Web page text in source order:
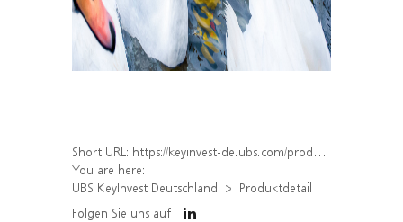
Short URL: https://keyinvest-de.ubs.com/produkt/detail/index/isin/DE000WA542X6
You are here:
UBS KeyInvest Deutschland
Produktdetail
Folgen Sie uns auf